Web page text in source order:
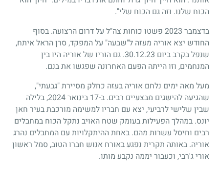
הכוח שלנו. וזה גם הכוח שלי".
בדצמבר 2023 פשטו כוחות צה"ל על דרום הרצועה. בסוף
החודש יצא אוריה מעזה ל"שבעה" על המפקד, סרן הראל איתח,
שנפל בקרב ביום 30.12.23. גם הוריו של אוריה היו בין
המנחמים, וזו הייתה הפעם האחרונה שפגשו את בנם.
מעל מאה ימים נלחם אוריה בעזה כחלק מסיירת "גבעתי",
שהגיעה להישגים מבצעיים רבים. ב-17 בינואר 2024, בלילה
שבין שלישי לרביעי, יצא עם חבריו למשימה מורכבת בעיר חאן
יונס. במהלך הפעילות בעומק שטח האויב נתקל הכוח במחבלים
רבים וחיסל עשרות מהם. באחת ההיתקלויות עם המחבלים נהרג
אוריה. באותה תקרית נפגע באורח אנוש חברו הטוב, סמל ראשון
אורי ג'רבי, וכעבור יממה נקבע מותו.